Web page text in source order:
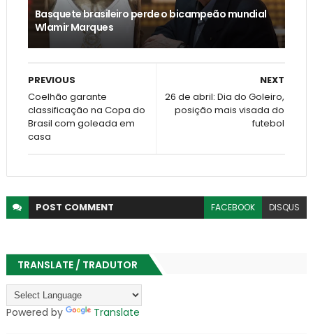
Basquete brasileiro perde o bicampeão mundial
Wlamir Marques
NEXT
26 de abril: Dia do Goleiro,
posição mais visada do
futebol
PREVIOUS
Coelhão garante
classificação na Copa do
Brasil com goleada em
casa
POST COMMENT FACEBOOK DISQUS
TRANSLATE / TRADUTOR
Powered by Translate